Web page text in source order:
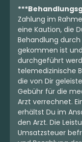
Zahlung im
eine Kaution, die
Behandlung
gekommen ist
durchgeführt
telemedizinische
die von Dir
Gebühr für die
Arzt verrechnet.
erhältst Du im
den Arzt. Die
Umsatzsteuer